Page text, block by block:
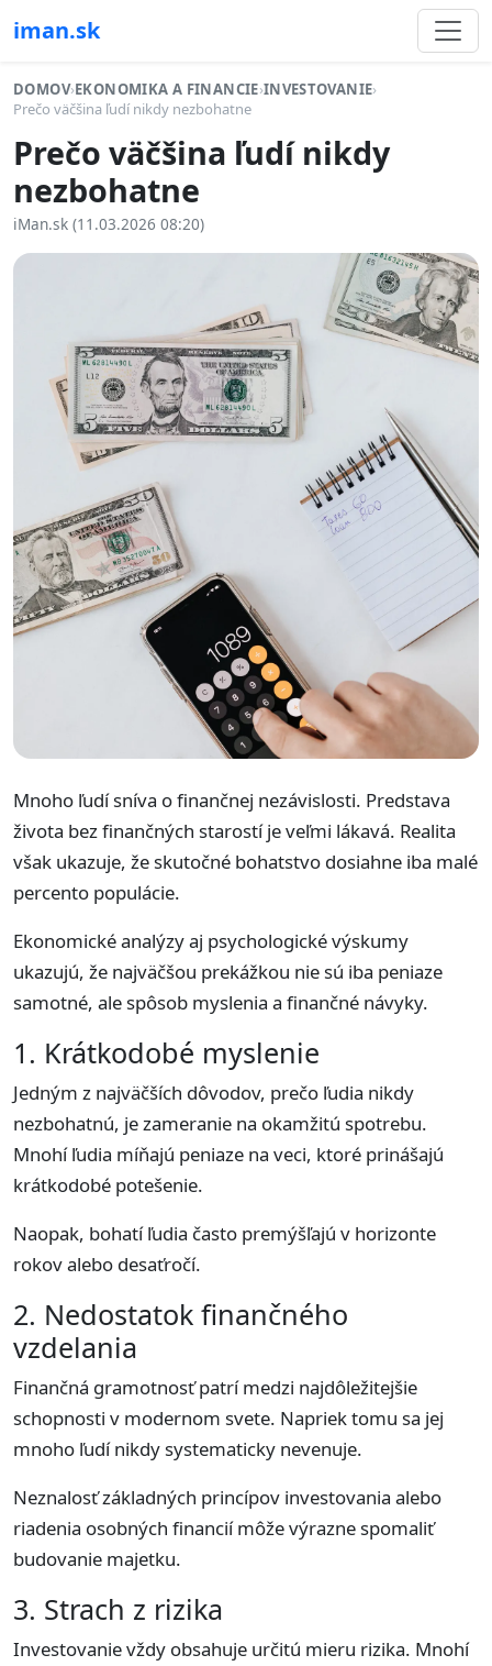
iman.sk
DOMOV›EKONOMIKA A FINANCIE›INVESTOVANIE›
Prečo väčšina ľudí nikdy nezbohatne
Prečo väčšina ľudí nikdy
nezbohatne
iMan.sk (11.03.2026 08:20)
Mnoho ľudí sníva o finančnej nezávislosti. Predstava
života bez finančných starostí je veľmi lákavá. Realita
však ukazuje, že skutočné bohatstvo dosiahne iba malé
percento populácie.
Ekonomické analýzy aj psychologické výskumy
ukazujú, že najväčšou prekážkou nie sú iba peniaze
samotné, ale spôsob myslenia a finančné návyky.
1. Krátkodobé myslenie
Jedným z najväčších dôvodov, prečo ľudia nikdy
nezbohatnú, je zameranie na okamžitú spotrebu.
Mnohí ľudia míňajú peniaze na veci, ktoré prinášajú
krátkodobé potešenie.
Naopak, bohatí ľudia často premýšľajú v horizonte
rokov alebo desaťročí.
2. Nedostatok finančného
vzdelania
Finančná gramotnosť patrí medzi najdôležitejšie
schopnosti v modernom svete. Napriek tomu sa jej
mnoho ľudí nikdy systematicky nevenuje.
Neznalosť základných princípov investovania alebo
riadenia osobných financií môže výrazne spomaliť
budovanie majetku.
3. Strach z rizika
Investovanie vždy obsahuje určitú mieru rizika. Mnohí